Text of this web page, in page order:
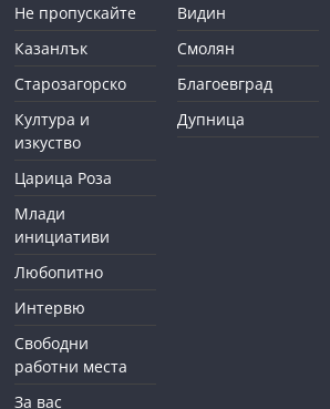
Не пропускайте
Казанлък
Старозагорско
Култура и
изкуство
Царица Роза
Млади
инициативи
Любопитно
Интервю
Свободни
работни места
За вас
Видин
Смолян
Благоевград
Дупница